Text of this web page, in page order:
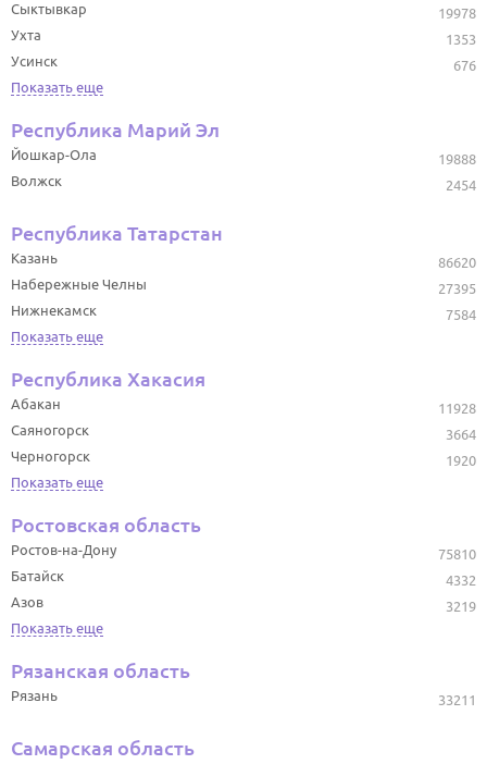
19978
Сыктывкар
1353
Ухта
676
Усинск
Показать еще
Республика Марий Эл
19888
Йошкар-Ола
2454
Волжск
Республика Татарстан
86620
Казань
27395
Набережные Челны
7584
Нижнекамск
Показать еще
Республика Хакасия
11928
Абакан
3664
Саяногорск
1920
Черногорск
Показать еще
Ростовская область
75810
Ростов-на-Дону
4332
Батайск
3219
Азов
Показать еще
Рязанская область
33211
Рязань
Самарская область